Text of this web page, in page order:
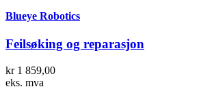
Blueye Robotics
Feilsøking og reparasjon
kr 1 859,00
eks. mva